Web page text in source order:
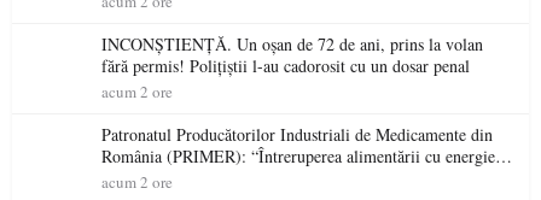
INCONȘTIENȚĂ. Un oșan de 72 de ani, prins la volan
fără permis! Polițiștii l-au cadorosit cu un dosar penal
acum 2 ore
Patronatul Producătorilor Industriali de Medicamente din
România (PRIMER): “Întreruperea alimentării cu energie
electrică a fabricilor de medicamente va pune în pericol
acum 2 ore